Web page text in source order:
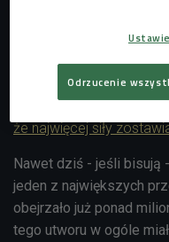
głodni grania i mocno
opowiadali na antenie
nauczyliśmy się jednak,
tacy od razu. Że każdy
że najwięcej siły
Nawet dziś - jeśli bisują
jeden z największych
obejrzało już ponad
tego utworu w ogóle
Odrzucenie